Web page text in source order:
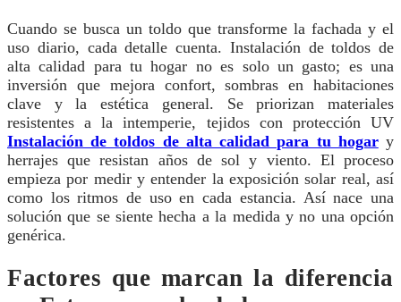
Cuando se busca un toldo que transforme la fachada y el
uso diario, cada detalle cuenta. Instalación de toldos de
alta calidad para tu hogar no es solo un gasto; es una
inversión que mejora confort, sombras en habitaciones
clave y la estética general. Se priorizan materiales
resistentes a la intemperie, tejidos con protección UV
Instalación de toldos de alta calidad para tu hogary
herrajes que resistan años de sol y viento. El proceso
empieza por medir y entender la exposición solar real, así
como los ritmos de uso en cada estancia. Así nace una
solución que se siente hecha a la medida y no una opción
genérica.
Factores que marcan la diferencia